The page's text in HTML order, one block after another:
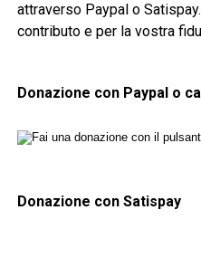
attraverso Paypal o
contributo e per la vostra
Donazione con Paypal o
Donazione con Satispay